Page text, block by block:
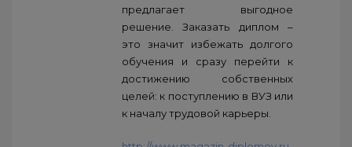
предлагает выгодное
решение. Заказать диплом –
это значит избежать долгого
обучения и сразу перейти к
достижению собственных
целей: к поступлению в ВУЗ или
к началу трудовой карьеры.